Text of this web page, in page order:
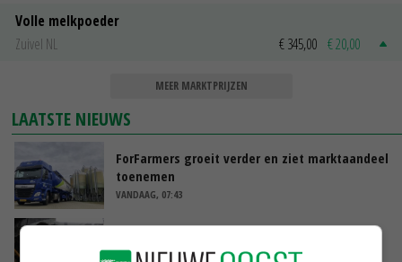
Volle melkpoeder
Zuivel NL
€ 345,00 € 20,00
MEER MARKTPRIJZEN
LAATSTE NIEUWS
ForFarmers groeit verder en ziet marktaandeel
toenemen
VANDAAG, 07:43
Zalmkweker wil ‘standaard neerzetten die als
voorbeeld kan dienen voor sector’